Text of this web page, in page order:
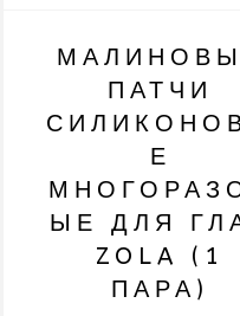
ПАТЧИ
Е
ЫЕ ДЛЯ
ZOLA (1
ПАРА)